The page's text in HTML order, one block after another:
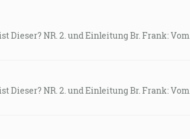
Dieser? NR. 2. und Einleitung Br. Frank: Vom
Dieser? NR. 2. und Einleitung Br. Frank: Vom